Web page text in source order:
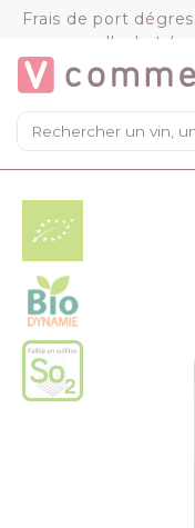
Frais de port
d'achat
Mon panier
Chargement
VOIR LE
Panneau de gestion